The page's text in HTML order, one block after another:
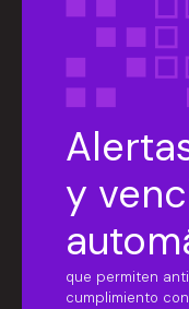
y
que permiten
cumplimiento